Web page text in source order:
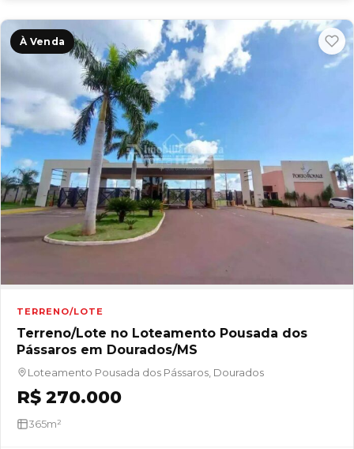
À Venda
TERRENO/LOTE
Terreno/Lote no Loteamento Pousada dos
Pássaros em Dourados/MS
Loteamento Pousada dos Pássaros, Dourados
R$ 270.000
365m²